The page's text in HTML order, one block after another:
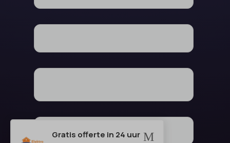
M
Gratis offerte in 24 uur